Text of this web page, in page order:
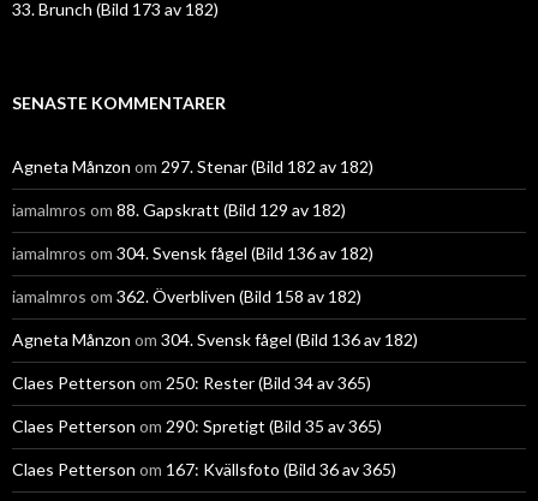
33. Brunch (Bild 173 av 182)
SENASTE KOMMENTARER
Agneta Månzon om 297. Stenar (Bild 182 av 182)
iamalmros om 88. Gapskratt (Bild 129 av 182)
iamalmros om 304. Svensk fågel (Bild 136 av 182)
iamalmros om 362. Överbliven (Bild 158 av 182)
Agneta Månzon om 304. Svensk fågel (Bild 136 av 182)
Claes Petterson om 250: Rester (Bild 34 av 365)
Claes Petterson om 290: Spretigt (Bild 35 av 365)
Claes Petterson om 167: Kvällsfoto (Bild 36 av 365)